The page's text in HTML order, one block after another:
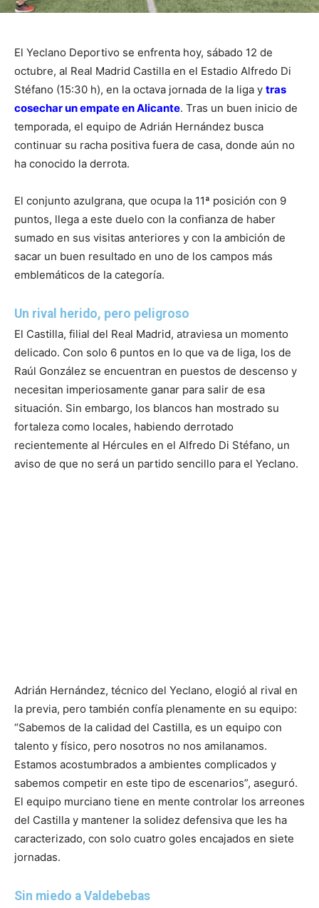
El Yeclano Deportivo se enfrenta hoy, sábado 12 de
octubre, al Real Madrid Castilla en el Estadio Alfredo Di
Stéfano (15:30 h), en la octava jornada de la liga y tras
cosechar un empate en Alicante. Tras un buen inicio de
temporada, el equipo de Adrián Hernández busca
continuar su racha positiva fuera de casa, donde aún no
ha conocido la derrota.
El conjunto azulgrana, que ocupa la 11ª posición con 9
puntos, llega a este duelo con la confianza de haber
sumado en sus visitas anteriores y con la ambición de
sacar un buen resultado en uno de los campos más
emblemáticos de la categoría.
Un rival herido, pero peligroso
El Castilla, filial del Real Madrid, atraviesa un momento
delicado. Con solo 6 puntos en lo que va de liga, los de
Raúl González se encuentran en puestos de descenso y
necesitan imperiosamente ganar para salir de esa
situación. Sin embargo, los blancos han mostrado su
fortaleza como locales, habiendo derrotado
recientemente al Hércules en el Alfredo Di Stéfano, un
aviso de que no será un partido sencillo para el Yeclano.
Adrián Hernández, técnico del Yeclano, elogió al rival en
la previa, pero también confía plenamente en su equipo:
“Sabemos de la calidad del Castilla, es un equipo con
talento y físico, pero nosotros no nos amilanamos.
Estamos acostumbrados a ambientes complicados y
sabemos competir en este tipo de escenarios”, aseguró.
El equipo murciano tiene en mente controlar los arreones
del Castilla y mantener la solidez defensiva que les ha
caracterizado, con solo cuatro goles encajados en siete
jornadas.
Sin miedo a Valdebebas